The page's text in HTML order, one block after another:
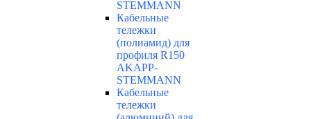
STEMMANN
Кабельные
тележки
(полиамид) для
профиля R150
AKAPP-
STEMMANN
Кабельные
тележки